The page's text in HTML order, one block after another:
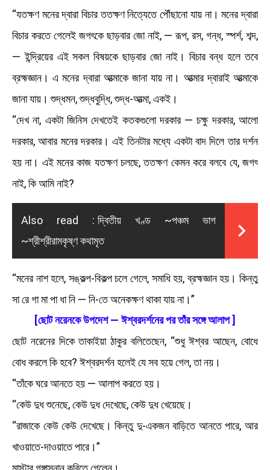
“যতক্ষণ মনের দ্বারা বিচার ততক্ষণ নিত্যেতে পৌঁছানো যায় না। মনের দ্বারা
বিচার করতে গেলেই জগৎকে ছাড়বার জো নাই, — রূপ, রস, গন্ধ, স্পর্শ, শব্দ,
— ইন্দ্রিয়ের এই সকল বিষয়কে ছাড়বার জো নাই। বিচার বন্ধ হলে তবে
ব্রহ্মজ্ঞান। এ মনের দ্বারা আত্মাকে জানা যায় না। আত্মার দ্বারাই আত্মাকে
জানা যায়। শুদ্ধমন, শুদ্ধবুদ্ধি, শুদ্ধ-আত্মা, একই।
“দেখ না, একটা জিনিস দেখতেই কতকগুলো দরকার — চক্ষু দরকার, আলো
দরকার, আবার মনের দরকার। এই তিনটার মধ্যে একটা বাদ দিলে তার দর্শন
হয় না। এই মনের কাজ যতক্ষণ চলছে, ততক্ষণ কেমন করে বলবে যে, জগৎ
নাই, কি আমি নাই?
Also read : দ্বিতীয় খণ্ড ~পঞ্চম ভাগ
~শ্রীশ্রীরামকৃষ্ণ কথামৃত
“মনের নাশ হলে, সঙ্কল্প-বিকল্প চলে গেলে, সমাধি হয়, ব্রহ্মজ্ঞান হয়। কিন্তু
সা রে গা মা পা ধা নি — নি-তে অনেকক্ষণ থাকা যায় না।”
[ছোট নরেনকে উপদেশ — ঈশ্বরদর্শনের পর তাঁর সঙ্গে আলাপ ]
ছোট নরেনের দিকে তাকাইয়া ঠাকুর বলিতেছেন, “শুধু ঈশ্বর আছেন, বোধে
বোধ করলে কি হবে? ঈশ্বরদর্শন হলেই যে সব হয়ে গেল, তা নয়।
“তাঁকে ঘরে আনতে হয় — আলাপ করতে হয়।
“কেউ দুধ শুনেছে, কেউ দুধ দেখেছে, কেউ দুধ খেয়েছে।
“রাজাকে কেউ কেউ দেখেছে। কিন্তু দু-একজন বাড়িতে আনতে পারে, আর
খাওয়াতে-দাওয়াতে পারে।”